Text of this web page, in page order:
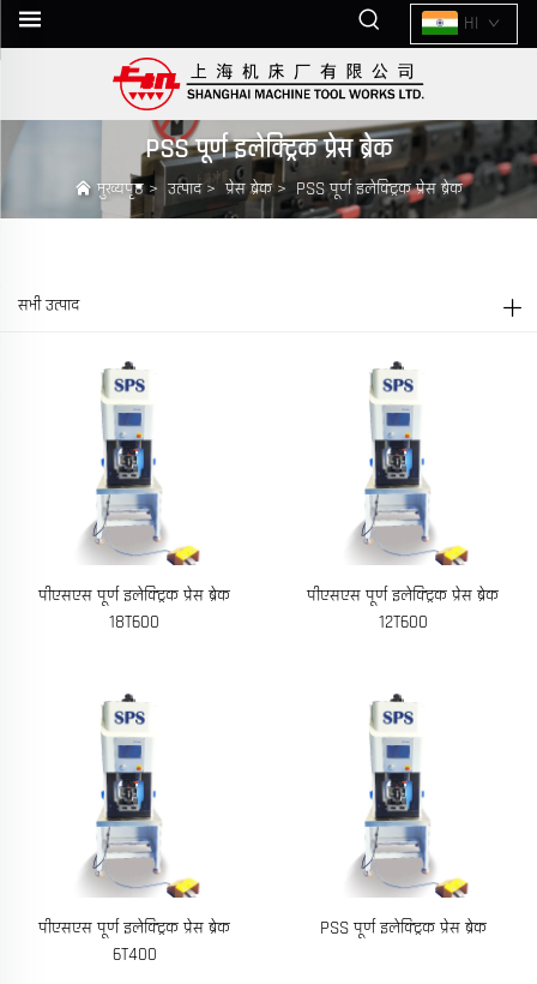
HI
PSS पूर्ण इलेक्ट्रिक प्रेस ब्रेक
मुख्यपृष्ठ>उत्पाद>प्रेस ब्रेक> PSS पूर्ण इलेक्ट्रिक प्रेस ब्रेक
सभी उत्पाद
पीएसएस पूर्ण इलेक्ट्रिक प्रेस ब्रेक
18T600
पीएसएस पूर्ण इलेक्ट्रिक प्रेस ब्रेक
12T600
पीएसएस पूर्ण इलेक्ट्रिक प्रेस ब्रेक
6T400
PSS पूर्ण इलेक्ट्रिक प्रेस ब्रेक